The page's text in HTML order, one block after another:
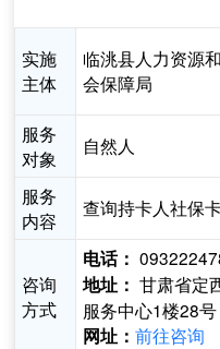
实施
主体
临洮县人力资源
会保障局
服务
对象
自然人
服务
内容
查询持卡人社保
咨询
方式
电话：
地址： 甘肃省定
服务中心1楼28号
网址：前往咨询